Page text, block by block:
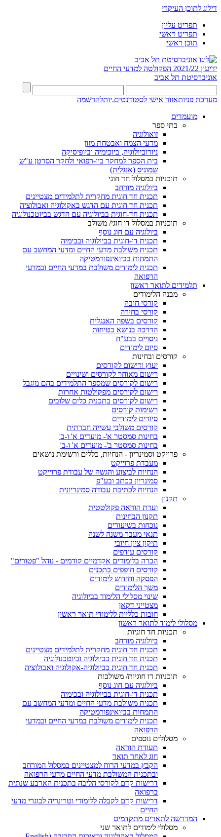
דילוג לתוכן העיקרי
תפריט עליון
תפריט ראשי
תוכן ראשי
ידיעון 2021/22
הפקולטה למדעי החיים
אוניברסיטת תל אביב
מערכת פניותאזור אישי לסטודנטים.יותלהרשמה
מועמדים
בתי ספר
זואולוגיה
מדעי הצמח ואבטחת מזון
ניורוביולוגיה, ביוכימיה וביופיסיקה
בית הספר למחקר ביו-רפואי ולחקר הסרטן ע"ש
שמוניס (אנגלית)
תוכניות במסלול חד חוגי
ביולוגיה מורחב
תכנית חד חוגית מחקרית לתלמידים מצטיינים
תכנית חד חוגית עם הדגש באקולוגיה ואבולוציה
תכנית חד-חוגית בביולוגיה עם הדגש בביוטכנולוגיה
תוכניות במסלול דו חוגי/ משולב
ביולוגיה עם חוג נוסף
תכנית דו-חוגית בביולוגיה ובכימיה
תכנית משולבת מדעי החיים ומדעי המחשב עם
התמחות בביואינפורמטיקה
תכנית לימודים משולבת במדעי החיים ובמדעי
הרפואה
תלמידים לתואר ראשון
מבנה הלימודים
קורסי חובה
קורסי בחירה
קורסים בשפה האנגלית
הדרכה בנושא בטיחות
ניסויים בבע"ח
סיום לימודים
קורסים ובחינות
יעוץ ורישום לקורסים
רישום מאוחר לקורסים ושינויים
רישום לקורסים שמספר התלמידים בהם מוגבל
רישום לקורסים מפקולטות אחרות
רישום לקורסים בתכנית כלים שלובים
רשימות קורסים
סיורים לימודיים
קורסים משולבי עשייה חברתית
בחינות סמסטר א'- מועדים א' ו-ב'
בחינות סמסטר ב'- מועדים א' ו-ב'
פרויקט וסמינריון - הנחיות, כללים ורשימת נושאים
מעבדת פרוייקט
הנחיות לביצוע והגשה של עבודת פרוייקט
סמינריון בכתב ובע"פ
הנחיות לכתיבת עבודה סמינריונית
תקנון
ועדת הוראה פקולטטית
תקנון הבחינות
נוכחות בשיעורים
תנאי מעבר משנה לשנה
תיקון ציון חיובי
קורסים עודפים
הכרה בלימודים אקדמיים קודמים - נוהל "פטורים"
קורסים חופפים בתכנים
הפסקה וחידוש לימודים
משך הלימודים
שינוי מסלולי הלימוד בביולוגיה
מצטייני דקאן
חובות כלליות ללימודי תואר ראשון
מסלולי לימוד לתואר ראשון
תכניות חד חוגיות
ביולוגיה מורחב
תכנית חד חוגית מחקרית לתלמידים מצטיינים
תכנית חד חוגית בביולוגיה וביוטכנולוגיה
תכנית חד חוגית בביולוגיה-אקולוגיה ואבולוציה
תוכניות דו חוגיות/ משולבות
ביולוגיה עם חוג נוסף
תכנית דו-חוגית בביולוגיה ובכימיה
תכנית משולבת מדעי החיים ומדעי המחשב עם
התמחות בביואינפורמטיקה
תכנית לימודים משולבת במדעי החיים ובמדעי
הרפואה
מסלולים נוספים
תעודת הוראה
חוג לאחר תואר
הקבץ במדעי הרוח למצטיינים במסלול המורחב
ובתכנית המשולבת מדעי החיים מדעי הרפואה
דרישות קדם לקורסי הליבה בתכנית הארבע שנתית
ברפואה
דרישות קדם לקבלה ללימודי וטרינריה לבוגרי מדעי
החיים
המדרשה לתארים מתקדמים
מסלולי לימודים לתואר שני